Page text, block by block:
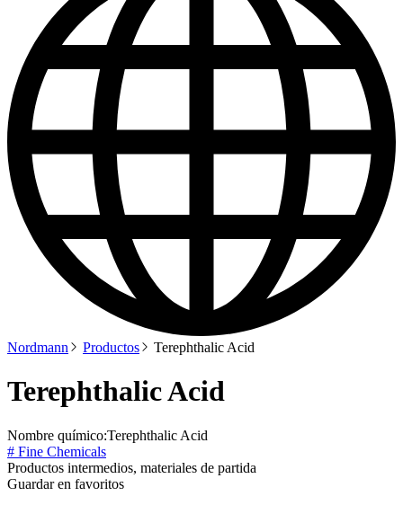
Nordmann Productos Terephthalic Acid
Terephthalic Acid
Nombre químico:Terephthalic Acid
# Fine Chemicals
Productos intermedios, materiales de partida
Guardar en favoritos